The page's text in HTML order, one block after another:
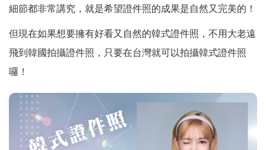
細節都非常講究，就是希望證件照的成果是自然又完美的！
但現在如果想要擁有好看又自然的韓式證件照，不用大老遠
飛到韓國拍攝證件照，只要在台灣就可以拍攝韓式證件照
囉！